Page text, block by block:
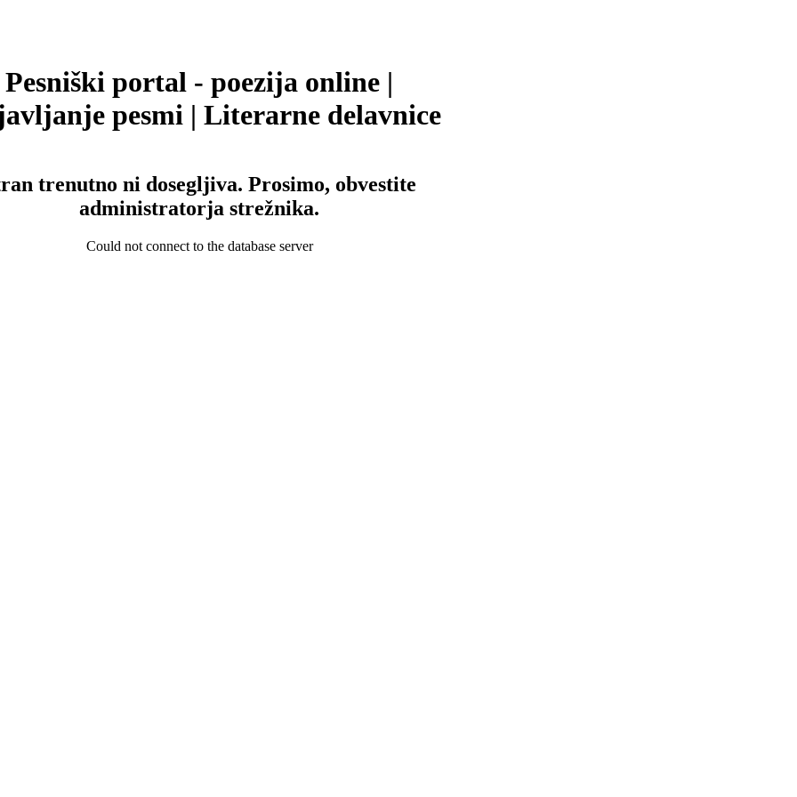
Pesniški portal - poezija online |
pesmi | Literarne delavnice
trenutno ni dosegljiva. Prosimo, obvestite
administratorja strežnika.
Could not connect to the database server